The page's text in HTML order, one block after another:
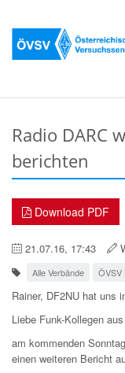
Radio DARC
berichten
Download PDF
21.07.16, 17:43
Alle Verbände ÖVSV
Rainer, DF2NU hat uns
Liebe Funk-Kollegen
am kommenden
einen weiteren Bericht